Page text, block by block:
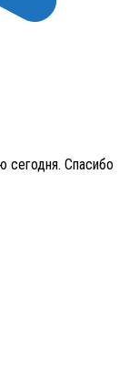
сегодня. Спасибо